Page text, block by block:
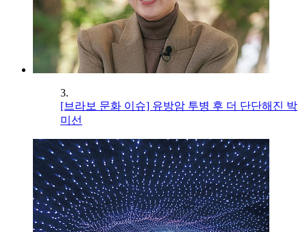
3.
[브라보 문화 이슈] 유방암 투병 후 더 단단해진 박
미선